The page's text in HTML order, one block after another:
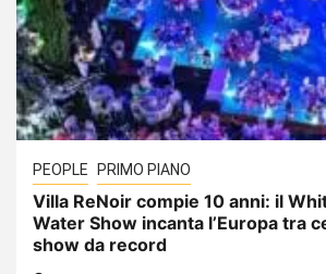
PEOPLE PRIMO PIANO
Villa ReNoir compie 10 anni: il
Water Show incanta l’Europa tra
show da record